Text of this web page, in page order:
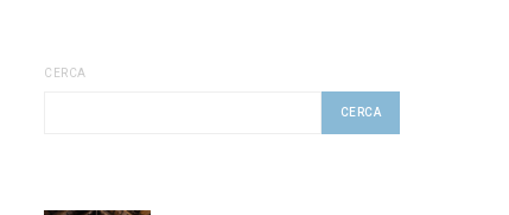
CERCA
CERCA